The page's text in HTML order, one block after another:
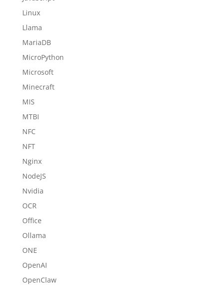
Linux
Llama
MariaDB
MicroPython
Microsoft
Minecraft
MIS
MTBI
NFC
NFT
Nginx
NodeJS
Nvidia
OCR
Office
Ollama
ONE
OpenAI
OpenClaw